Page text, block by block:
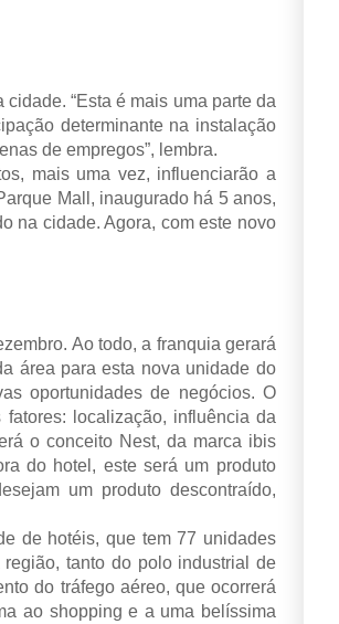
“Esta é mais uma parte da
determinante na instalação
de empregos”, lembra.
mais uma vez, influenciarão a
Mall, inaugurado há 5 anos,
na cidade. Agora, com este novo
Ao todo, a franquia gerará
área para esta nova unidade do
oportunidades de negócios. O
localização, influência da
o conceito Nest, da marca ibis
do hotel, este será um produto
um produto descontraído,
de hotéis, que tem 77 unidades
tanto do polo industrial de
do tráfego aéreo, que ocorrerá
ao shopping e a uma belíssima